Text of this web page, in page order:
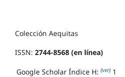
Colección Aequitas
ISSN: 2744-8568 (en línea)
Google Scholar Índice H: (ver) 1